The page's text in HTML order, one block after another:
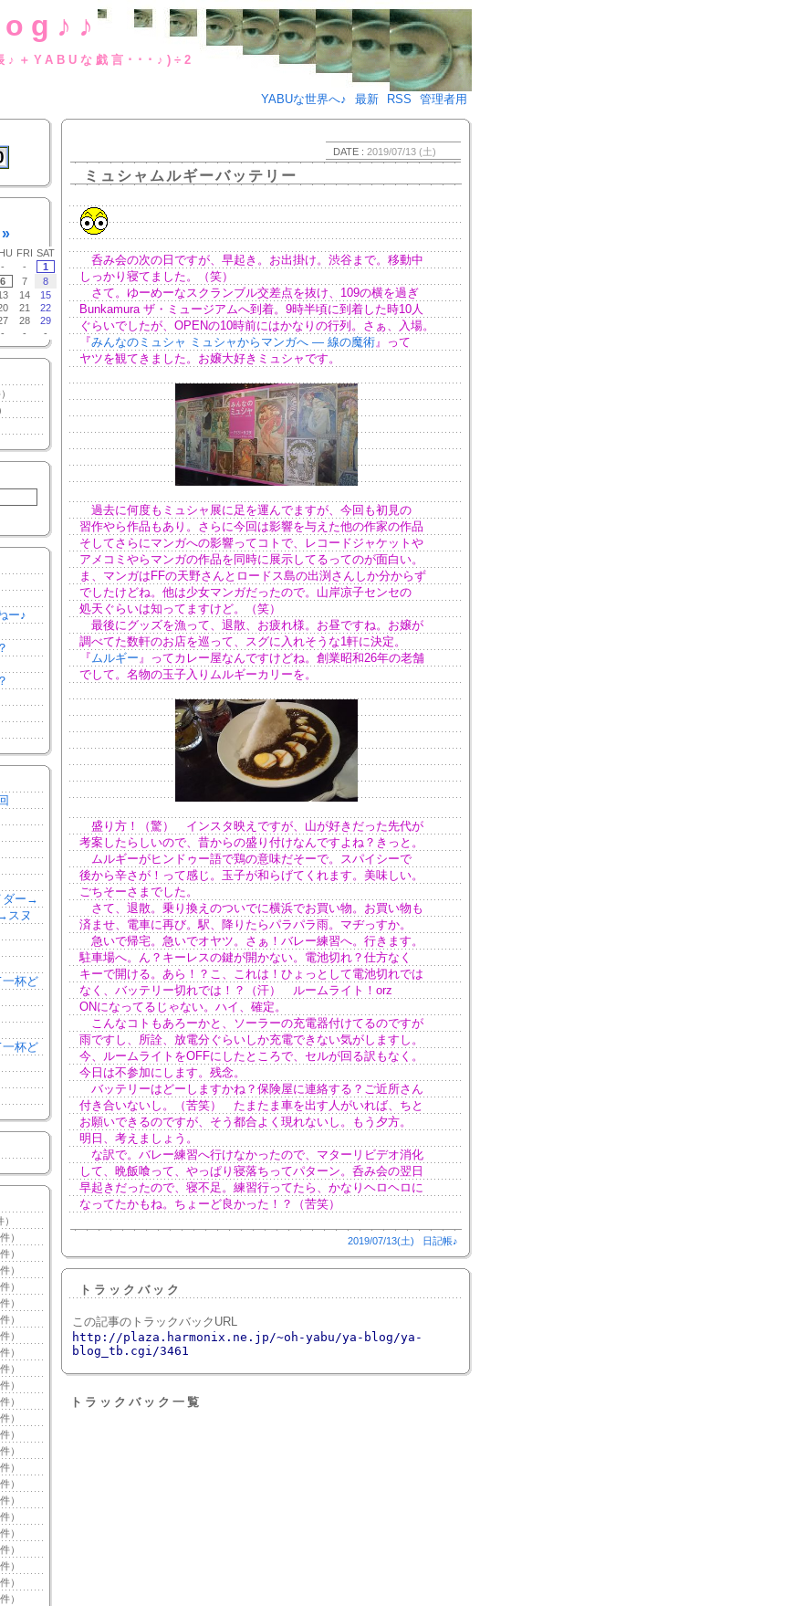
日記帳♪＋YABUな戯言･･･♪)÷2
YABUな世界へ♪
最新 RSS 管理者用
»
FRI SAT
- -
1
6 7
8
14
15
21
22
28
29
- - -
ー♪
ダー→
スヌ
一杯ど
一杯ど
）
）
）
）
）
）
）
）
）
）
）
）
）
）
）
）
）
）
）
）
）
）
）
）
DATE : 2019/07/13 (土)
ミュシャムルギーバッテリー
呑み会の次の日ですが、早起き。お出掛け。渋谷まで。移動中
しっかり寝てました。（笑）
さて。ゆーめーなスクランブル交差点を抜け、109の横を過ぎ
Bunkamura ザ・ミュージアムへ到着。9時半頃に到着した時10人
ぐらいでしたが、OPENの10時前にはかなりの行列。さぁ、入場。
『みんなのミュシャ ミュシャからマンガへ ― 線の魔術』って
ヤツを観てきました。お嬢大好きミュシャです。
過去に何度もミュシャ展に足を運んでますが、今回も初見の
習作やら作品もあり。さらに今回は影響を与えた他の作家の作品
そしてさらにマンガへの影響ってコトで、レコードジャケットや
アメコミやらマンガの作品を同時に展示してるってのが面白い。
ま、マンガはFFの天野さんとロードス島の出渕さんしか分からず
でしたけどね。他は少女マンガだったので。山岸凉子センセの
処天ぐらいは知ってますけど。（笑）
最後にグッズを漁って、退散、お疲れ様。お昼ですね。お嬢が
調べてた数軒のお店を巡って、スグに入れそうな1軒に決定。
『ムルギー』ってカレー屋なんですけどね。創業昭和26年の老舗
でして。名物の玉子入りムルギーカリーを。
盛り方！（驚） インスタ映えですが、山が好きだった先代が
考案したらしいので、昔からの盛り付けなんですよね？きっと。
ムルギーがヒンドゥー語で鶏の意味だそーで。スパイシーで
後から辛さが！って感じ。玉子が和らげてくれます。美味しい。
ごちそーさまでした。
さて、退散。乗り換えのついでに横浜でお買い物。お買い物も
済ませ、電車に再び。駅、降りたらパラパラ雨。マヂっすか。
急いで帰宅。急いでオヤツ。さぁ！バレー練習へ。行きます。
駐車場へ。ん？キーレスの鍵が開かない。電池切れ？仕方なく
キーで開ける。あら！？こ、これは！ひょっとして電池切れでは
なく、バッテリー切れでは！？（汗） ルームライト！orz
ONになってるじゃない。ハイ、確定。
こんなコトもあろーかと、ソーラーの充電器付けてるのですが
雨ですし、所詮、放電分ぐらいしか充電できない気がしますし。
今、ルームライトをOFFにしたところで、セルが回る訳もなく。
今日は不参加にします。残念。
バッテリーはどーしますかね？保険屋に連絡する？ご近所さん
付き合いないし。（苦笑） たまたま車を出す人がいれば、ちと
お願いできるのですが、そう都合よく現れないし。もう夕方。
明日、考えましょう。
な訳で。バレー練習へ行けなかったので、マターリビデオ消化
して、晩飯喰って、やっぱり寝落ちってパターン。呑み会の翌日
早起きだったので、寝不足。練習行ってたら、かなりヘロヘロに
なってたかもね。ちょーど良かった！？（苦笑）
2019/07/13(土) 日記帳♪
トラックバック
この記事のトラックバックURL
http://plaza.harmonix.ne.jp/~oh-yabu/ya-blog/ya-
blog_tb.cgi/3461
トラックバック一覧